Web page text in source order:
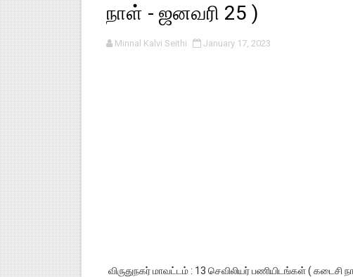
பள்ளி காலை வழிபாட்டுச் செயல்பாடுகள் -
குழந்தைகள் பாதுகாப்பு அலகில் வேலை
நாள் - ஜனவரி 25 )
Minnal Kalvi Seithi January 17, 2023
விருதுநகர் மாவட்டம் : 13 செவிலியர் பணியிடங்கள் ( கடைசி